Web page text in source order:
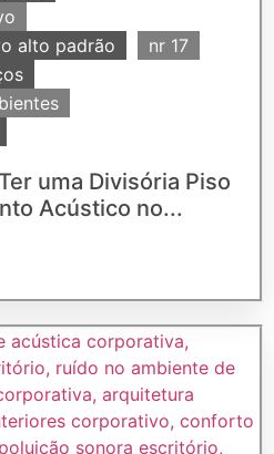
alto padrão
nr 17
uma Divisória Piso
Acústico no...